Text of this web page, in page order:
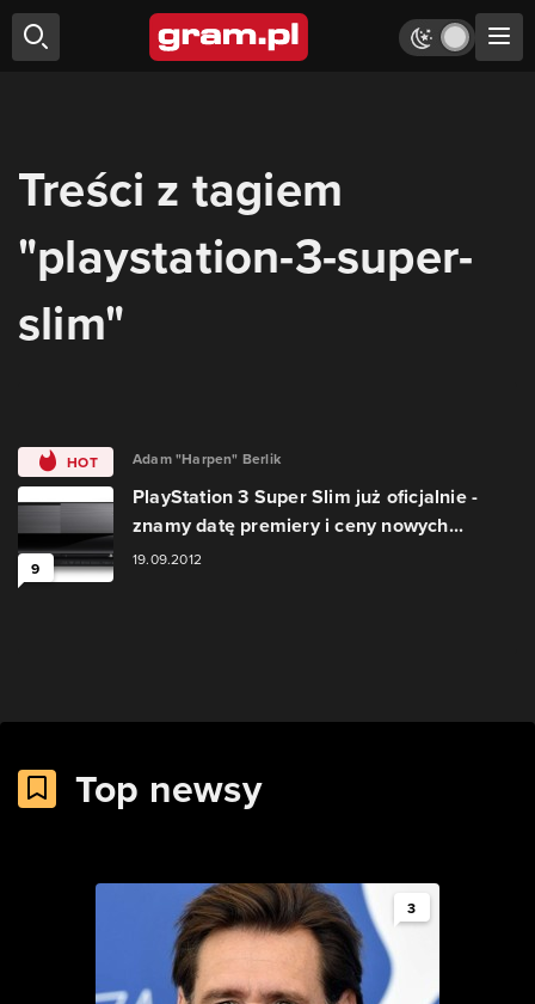
Treści z tagiem
"playstation-3-super-
slim"
HOT
9
Adam "Harpen" Berlik
PlayStation 3 Super Slim już oficjalnie -
znamy datę premiery i ceny nowych...
19.09.2012
Top newsy
3